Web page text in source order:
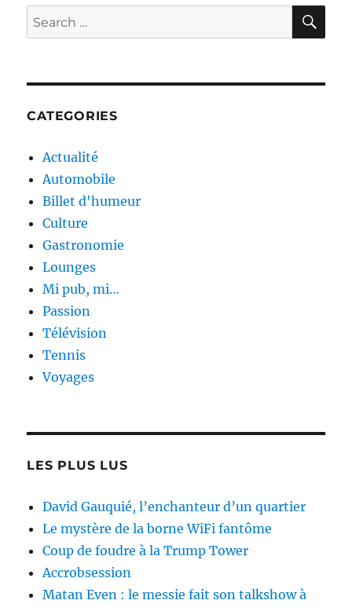
Search
for:
CATEGORIES
Actualité
Automobile
Billet d'humeur
Culture
Gastronomie
Lounges
Mi pub, mi…
Passion
Télévision
Tennis
Voyages
LES PLUS LUS
David Gauquié, l’enchanteur d’un quartier
Le mystère de la borne WiFi fantôme
Coup de foudre à la Trump Tower
Accrobsession
Matan Even : le messie fait son talkshow à